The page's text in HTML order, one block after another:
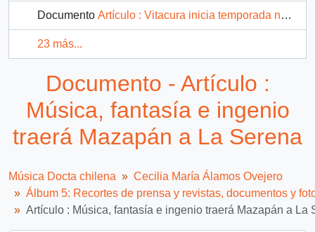
Documento Artículo : Vitacura inicia temporada navideña
23 más...
Documento - Artículo :
Música, fantasía e ingenio
traerá Mazapán a La Serena
Música Docta chilena
Cecilia María Álamos Ovejero
Álbum 5: Recortes de prensa y revistas, documentos y
Artículo : Música, fantasía e ingenio traerá Mazapán a La